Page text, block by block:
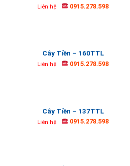
Liên hệ 0915.278.598
Cây Tiền – 160TTL
Liên hệ 0915.278.598
Cây Tiền – 137TTL
Liên hệ 0915.278.598